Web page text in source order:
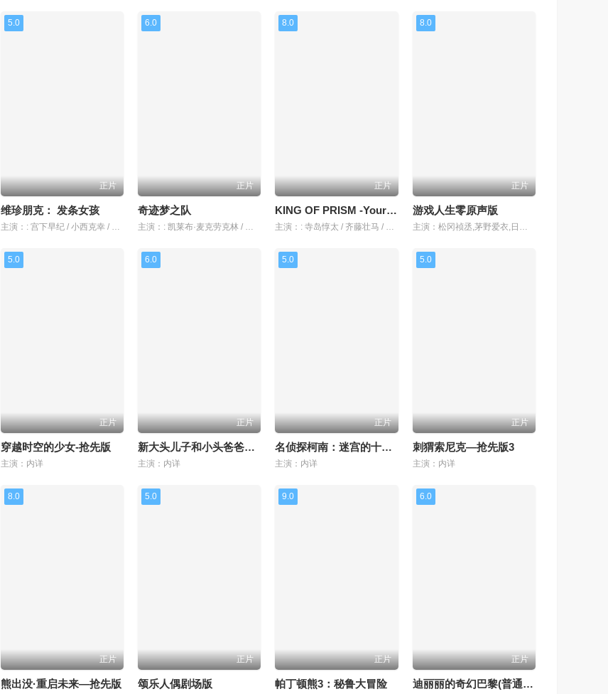
5.0
正片
维珍朋克： 发条女孩
主演：: 宫下早纪 / 小西克幸 / 八代拓 / 田边留依 / 若本规夫 /
6.0
正片
奇迹梦之队
主演：: 凯莱布·麦克劳克林 / 加布里埃尔·尤尼恩 / 斯蒂芬·库里 / 亚伦·皮埃尔 / 妮可拉·考夫兰 /
8.0
正片
KING OF PRISM -Your Endless Call- 大～家一起闪耀！
主演：: 寺岛惇太 / 齐藤壮马 / 畠中祐 / 八代拓 / 五十嵐雅 /
8.0
正片
游戏人生零原声版
主演：松冈祯丞,茅野爱衣,日笠阳子,田村由香里,能登麻美子,井口裕香,泽城美雪,大川透,兴津和幸,Lynn,诹访部顺一,堀江由衣,森奈奈子,竹内良太,大地叶,石上静香,滨野大辉,手冢宏通,钉宫理惠
5.0
正片
穿越时空的少女-抢先版
主演：内详
6.0
正片
新大头儿子和小头爸爸—抢先版
主演：内详
5.0
正片
名侦探柯南：迷宫的十字路口—抢先版
主演：内详
5.0
正片
刺猬索尼克—抢先版3
主演：内详
8.0
正片
熊出没·重启未来—抢先版
5.0
正片
颂乐人偶剧场版
9.0
正片
帕丁顿熊3：秘鲁大冒险
6.0
正片
迪丽丽的奇幻巴黎(普通话版)